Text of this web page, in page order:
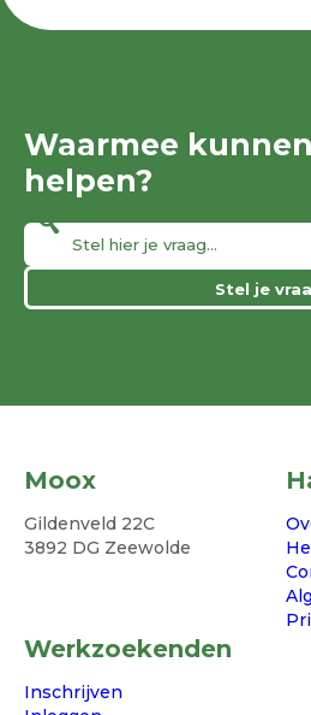
Waarmee
helpen?
Stel je
Moox
Gildenveld 22C
3892 DG Zeewolde
Werkzoekenden
Inschrijven